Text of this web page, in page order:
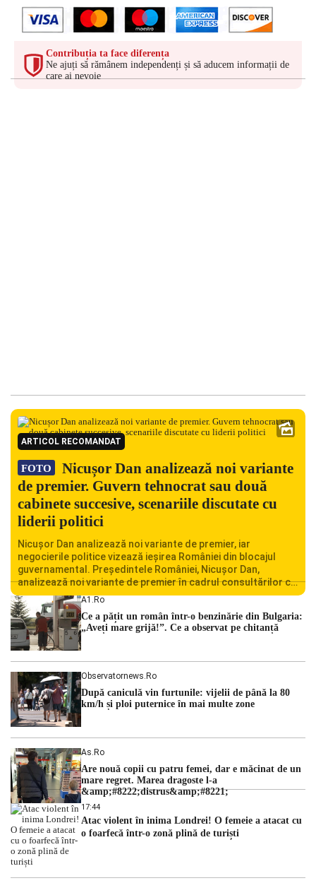
Contribuția ta face diferența
Ne ajuți să rămânem independenți și să aducem informații de
care ai nevoie
ARTICOL RECOMANDAT
FOTO
Nicușor Dan analizează noi variante
de premier. Guvern tehnocrat sau două
cabinete succesive, scenariile discutate cu
liderii politici
Nicușor Dan analizează noi variante de premier, iar
negocierile politice vizează ieșirea României din blocajul
guvernamental. Președintele României, Nicușor Dan,
analizează noi variante de premier în cadrul consultărilor cu
liderii politici. Ciprian Ciucu vorbește despre scenariul unui
guvern tehnocrat și despre posibilitatea a două cabinete
succesive. Nicușor Dan analizează noi variante de premier
România traversează […]
A1.ro
Ce a pățit un român într-o benzinărie din Bulgaria:
„Aveți mare grijă!”. Ce a observat pe chitanță
Observatornews.ro
După caniculă vin furtunile: vijelii de până la 80
km/h și ploi puternice în mai multe zone
As.ro
Are nouă copii cu patru femei, dar e măcinat de un
mare regret. Marea dragoste l-a
&amp;#8222;distrus&amp;#8221;
17:44
Atac violent în inima Londrei! O femeie a atacat cu
o foarfecă într-o zonă plină de turiști